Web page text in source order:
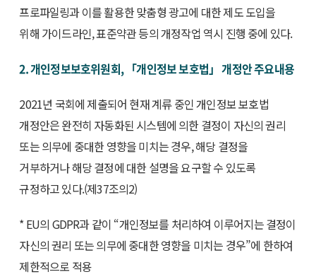
프로파일링과 이를 활용한 맞춤형 광고에 대한 제도 도입을
위해 가이드라인, 표준약관 등의 개정작업 역시 진행 중에 있다.
2. 개인정보보호위원회, 「개인정보 보호법」 개정안 주요내용
2021년 국회에 제출되어 현재 계류 중인 개인정보 보호법
개정안은 완전히 자동화된 시스템에 의한 결정이 자신의 권리
또는 의무에 중대한 영향을 미치는 경우, 해당 결정을
거부하거나 해당 결정에 대한 설명을 요구할 수 있도록
규정하고 있다.(제37조의2)
* EU의 GDPR과 같이 “개인정보를 처리하여 이루어지는 결정이
자신의 권리 또는 의무에 중대한 영향을 미치는 경우”에 한하여
제한적으로 적용